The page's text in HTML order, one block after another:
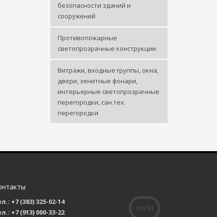
безопасности зданий и
сооружений
Противопожарные
светопрозрачные конструкции
Витражи, входные группы, окна,
двери, зенитные фонари,
интерьерные светопрозрачные
перегородки, сан.тех.
перегородки
+7 (383) 325-02-14
+7 (913) 000-33-22